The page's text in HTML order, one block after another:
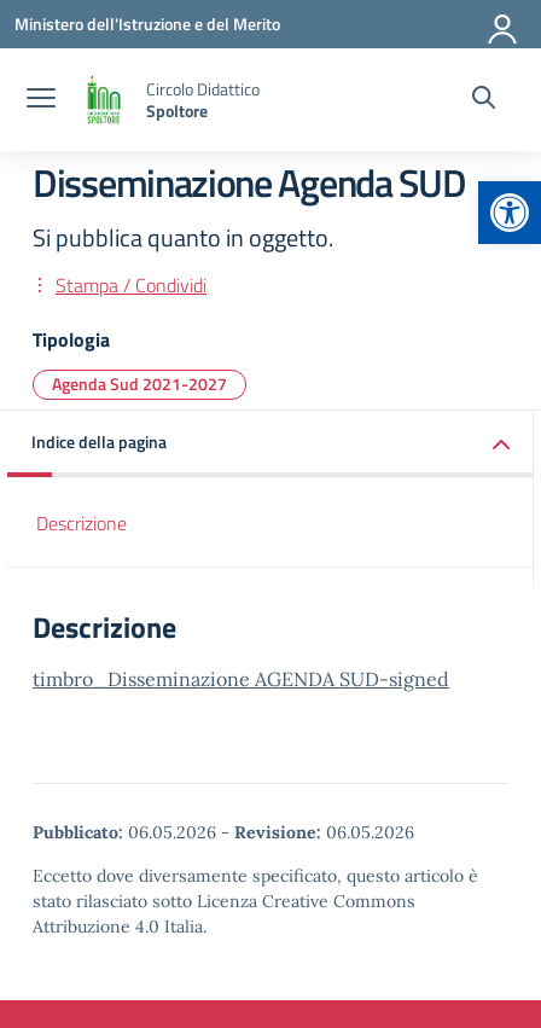
Vai ai contenuti
Vai al menu di navigazione
Vai al footer
Ministero dell'Istruzione e del Merito
Circolo Didattico
Spoltore
Disseminazione Agenda SUD
Si pubblica quanto in oggetto.
Stampa / Condividi
Tipologia
Agenda Sud 2021-2027
Indice della pagina
Descrizione
Descrizione
timbro_Disseminazione AGENDA SUD-signed
Pubblicato: 06.05.2026 - Revisione: 06.05.2026
Eccetto dove diversamente specificato, questo articolo è
stato rilasciato sotto Licenza Creative Commons
Attribuzione 4.0 Italia.